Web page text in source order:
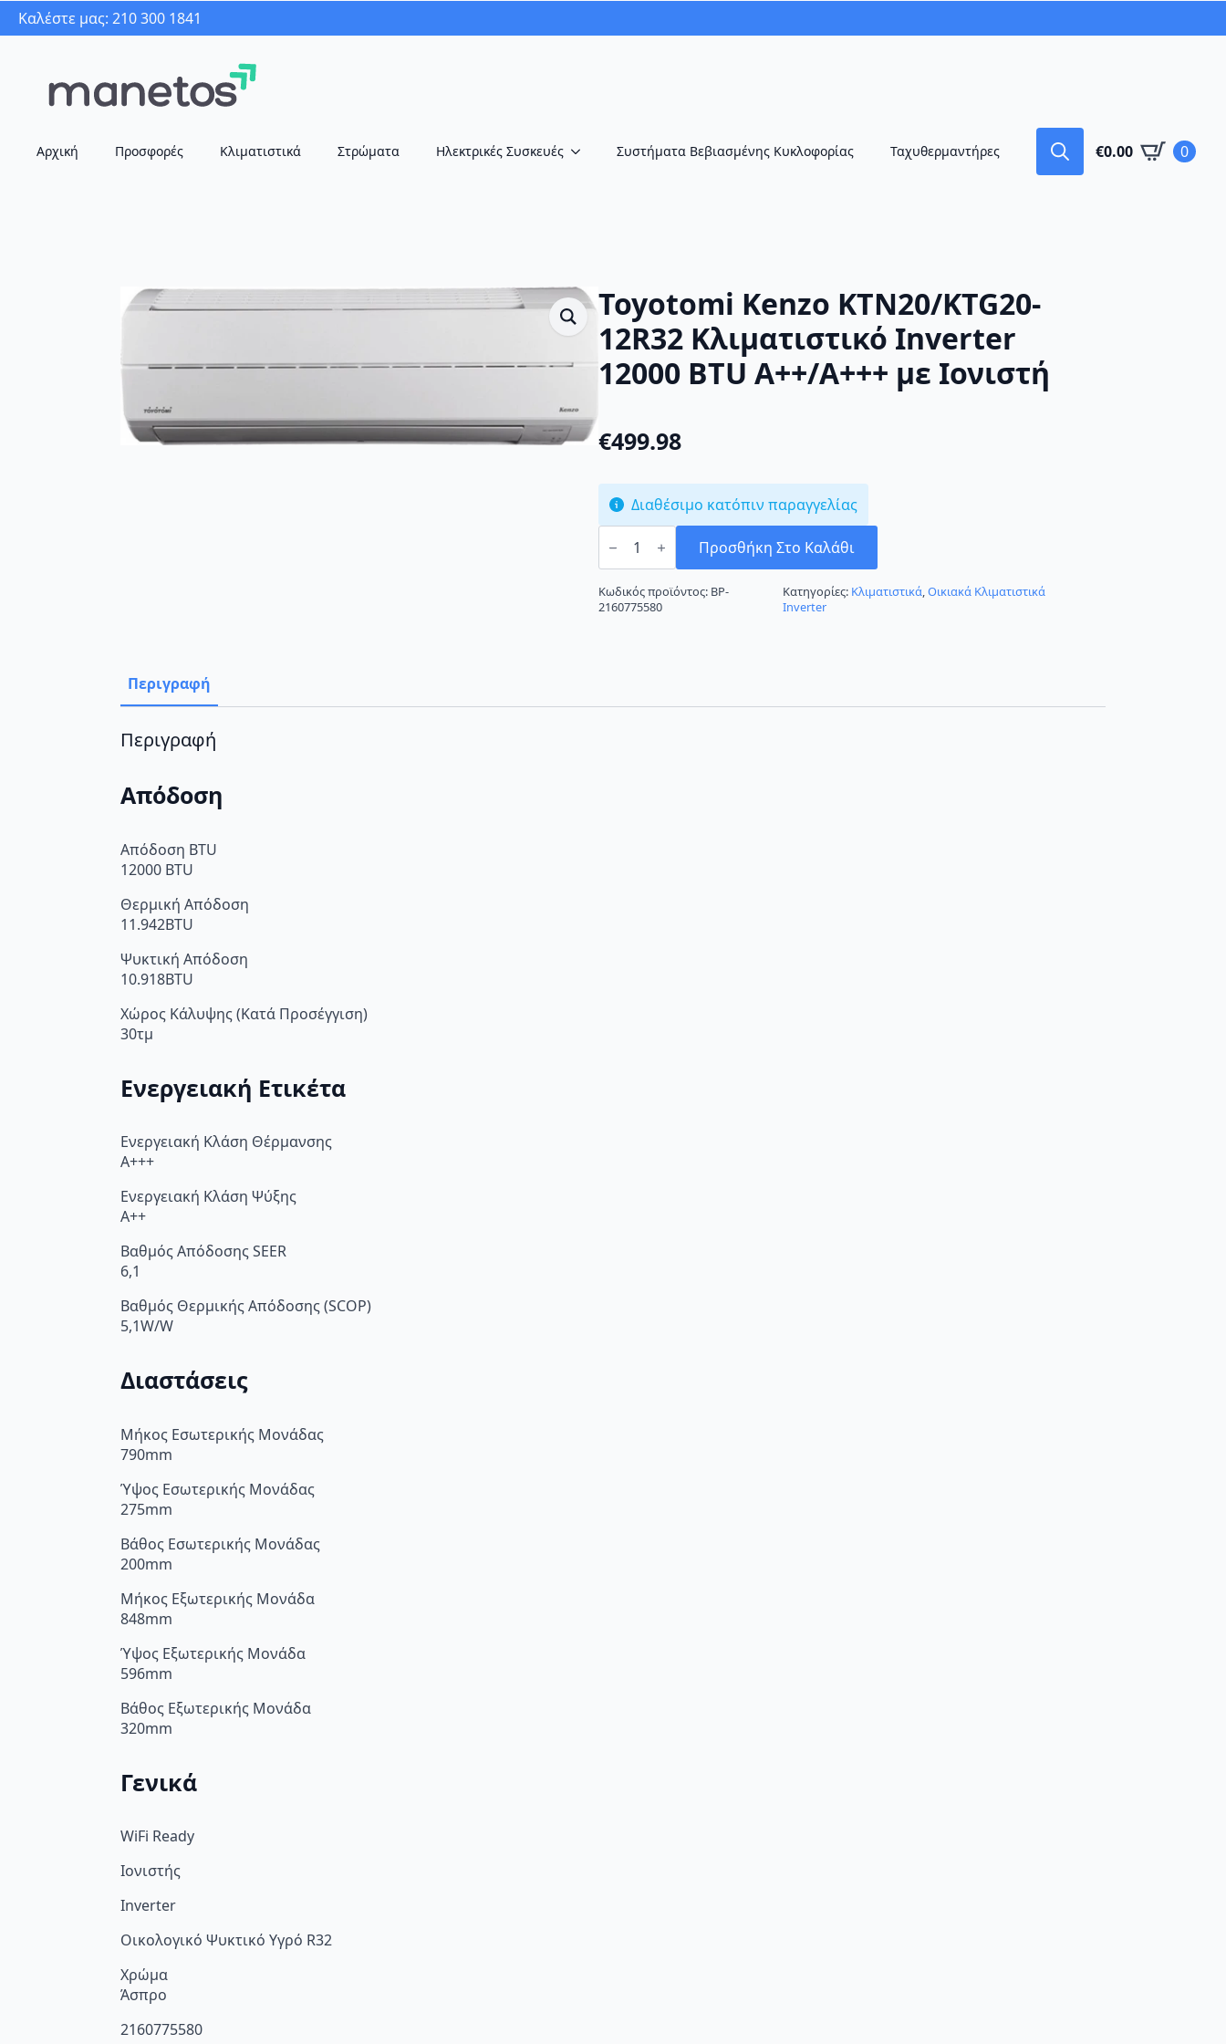
Καλέστε μας: 210 300 1841
Αρχική Προσφορές Κλιματιστικά Στρώματα Ηλεκτρικές Συσκευές Συστήματα Βεβιασμένης Κυκλοφορίας Ταχυθερμαντήρες €0.00 0
Toyotomi Kenzo KTN20/KTG20-
12R32 Κλιματιστικό Inverter
12000 BTU A++/A+++ με Ιονιστή
€499.98
Διαθέσιμο κατόπιν παραγγελίας
Toyotomi
Kenzo
12R32
Κλιματιστικό
Inverter
Προσθήκη Στο Καλάθι
Κωδικός προϊόντος: BP-
2160775580
Κατηγορίες: Κλιματιστικά,Οικιακά Κλιματιστικά
Inverter
Περιγραφή
Περιγραφή
Απόδοση
Απόδοση BTU
12000 BTU
Θερμική Απόδοση
11.942BTU
Ψυκτική Απόδοση
10.918BTU
Χώρος Κάλυψης (Κατά Προσέγγιση)
30τμ
Ενεργειακή Ετικέτα
Ενεργειακή Κλάση Θέρμανσης
A+++
Ενεργειακή Κλάση Ψύξης
A++
Βαθμός Απόδοσης SEER
6,1
Βαθμός Θερμικής Απόδοσης (SCOP)
5,1W/W
Διαστάσεις
Μήκος Εσωτερικής Μονάδας
790mm
Ύψος Εσωτερικής Μονάδας
275mm
Βάθος Εσωτερικής Μονάδας
200mm
Μήκος Εξωτερικής Μονάδα
848mm
Ύψος Εξωτερικής Μονάδα
596mm
Βάθος Εξωτερικής Μονάδα
320mm
Γενικά
WiFi Ready
Ιονιστής
Inverter
Οικολογικό Ψυκτικό Υγρό R32
Χρώμα
Άσπρο
2160775580